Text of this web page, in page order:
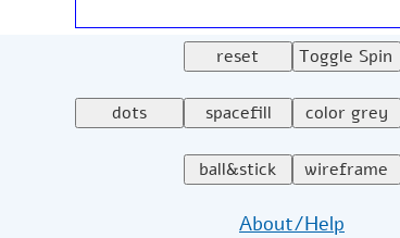
About/Help